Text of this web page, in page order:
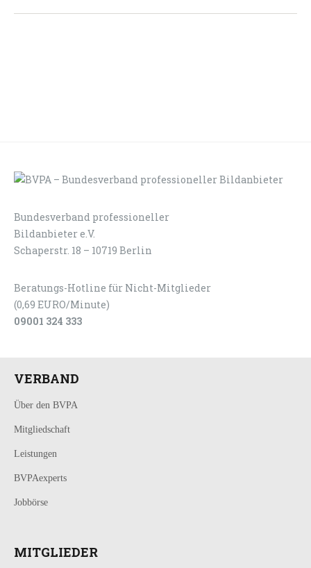
Bundesverband professioneller
Bildanbieter e.V.
Schaperstr. 18 – 10719 Berlin
Beratungs-Hotline für Nicht-Mitglieder
(0,69 EURO/Minute)
09001 324 333
VERBAND
Über den BVPA
Mitgliedschaft
Leistungen
BVPAexperts
Jobbörse
MITGLIEDER